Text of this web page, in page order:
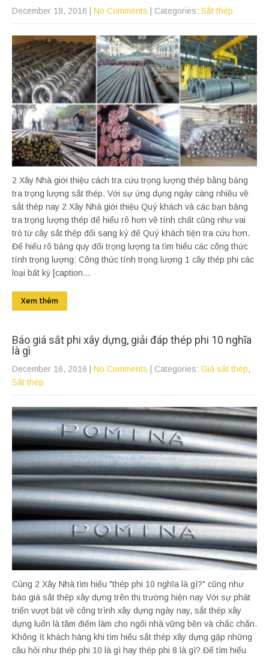
December 18, 2016 No Comments | Categories: Sắt thép
2 Xây Nhà giới thiệu cách tra cứu trọng lượng thép bằng bảng
tra trọng lượng sắt thép. Với sự ứng dụng ngày càng nhiều về
sắt thép nay 2 Xây Nhà giới thiệu Quý khách và các bạn bảng
tra trọng lượng thép để hiểu rõ hơn về tính chất cũng như vai
trò từ cây sắt thép đổi sang ký để Quý khách tiện tra cứu hơn.
Để hiểu rõ bảng quy đổi trọng lượng ta tìm hiểu các công thức
tính trọng lượng: Công thức tính trọng lượng 1 cây thép phi các
loại bất kỳ [caption...
Xem thêm
Báo giá sắt phi xây dựng, giải đáp thép phi 10 nghĩa
là gì
December 16, 2016 No Comments | Categories: Giá sắt thép,
Sắt thép
Cùng 2 Xây Nhà tìm hiểu "thép phi 10 nghĩa là gì?" cũng như
báo giá sắt thép xây dựng trên thị trường hiện nay Với sự phát
triển vượt bật về công trình xây dựng ngày nay, sắt thép xây
dựng luôn là tâm điểm làm cho ngôi nhà vững bền và chắc chắn.
Không ít khách hàng khi tìm hiểu sắt thép xây dựng gặp những
câu hỏi như thép phi 10 là gì hay thép phi 8 là gì? Để tìm hiểu